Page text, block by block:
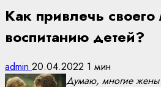
Как привлечь
воспитанию детей?
admin 20.04.2022 1 мин
Думаю, многие жены